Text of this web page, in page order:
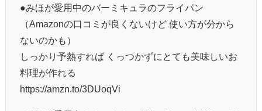
●みほが愛用中のバーミキュラのフライパン
（Amazonの口コミが良くないけど 使い方が分から
ないのかも）
しっかり予熱すれば くっつかずにとても美味しいお
料理が作れる
https://amzn.to/3DUoqVi